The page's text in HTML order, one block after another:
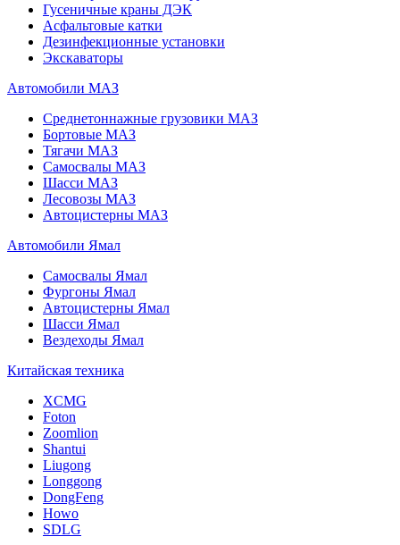
Гусеничные краны ДЭК
Асфальтовые катки
Дезинфекционные установки
Экскаваторы
Автомобили МАЗ
Среднетоннажные грузовики МАЗ
Бортовые МАЗ
Тягачи МАЗ
Самосвалы МАЗ
Шасси МАЗ
Лесовозы МАЗ
Автоцистерны МАЗ
Автомобили Ямал
Самосвалы Ямал
Фургоны Ямал
Автоцистерны Ямал
Шасси Ямал
Вездеходы Ямал
Китайская техника
XCMG
Foton
Zoomlion
Shantui
Liugong
Longgong
DongFeng
Howo
SDLG